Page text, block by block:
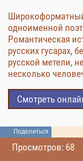
одноименной
Романтическая
русских гусарах,
русской метели,
несколько
Смотреть
Поделиться
Просмотров: 68